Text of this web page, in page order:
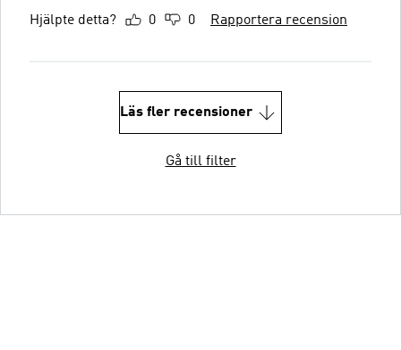
Hjälpte detta? 0 0 Rapportera recension
Läs fler recensioner
Gå till filter